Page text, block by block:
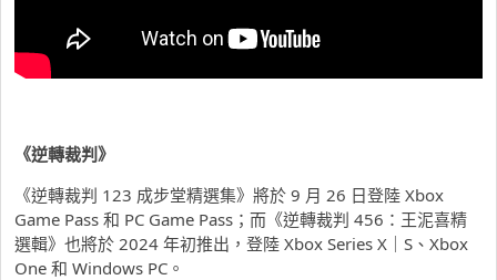
《逆轉裁判》
《逆轉裁判 123 成步堂精選集》將於 9 月 26 日登陸 Xbox
Game Pass 和 PC Game Pass；而《逆轉裁判 456：王泥喜精
選輯》也將於 2024 年初推出，登陸 Xbox Series X｜S、Xbox
One 和 Windows PC。